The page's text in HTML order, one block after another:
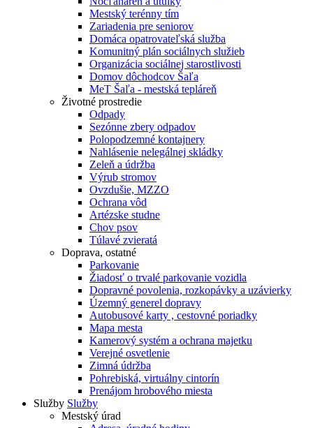
Mestský terénny tím
Zariadenia pre seniorov
Domáca opatrovateľská služba
Komunitný plán sociálnych služieb
Organizácia sociálnej starostlivosti
Domov dôchodcov Šaľa
MeT Šaľa - mestská tepláreň
Životné prostredie
Odpady
Sezónne zbery odpadov
Polopodzemné kontajnery
Nahlásenie nelegálnej skládky
Zeleň a údržba
Výrub stromov
Ovzdušie, MZZO
Ochrana vôd
Artézske studne
Chov psov
Túlavé zvieratá
Doprava, ostatné
Parkovanie
Žiadosť o trvalé parkovanie vozidla
Dopravné povolenia, rozkopávky a uzávierky
Územný generel dopravy
Autobusové karty , cestovné poriadky
Mapa mesta
Kamerový systém a ochrana majetku
Verejné osvetlenie
Zimná údržba
Pohrebiská, virtuálny cintorín
Prenájom hrobového miesta
Služby Služby
Mestský úrad